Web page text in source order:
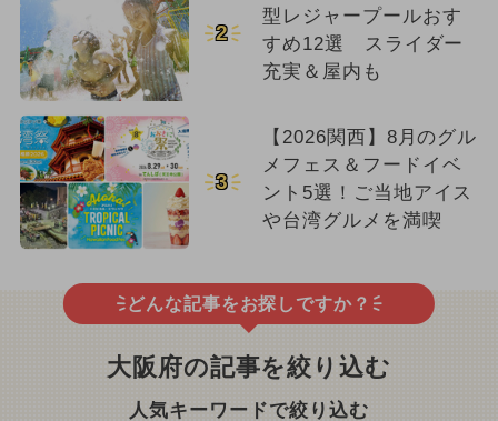
2
型レジャープールおす
すめ12選 スライダー
充実＆屋内も
3
【2026関西】8月のグル
メフェス＆フードイベ
ント5選！ご当地アイス
や台湾グルメを満喫
どんな記事をお探しですか？
大阪府の記事を絞り込む
人気キーワードで絞り込む